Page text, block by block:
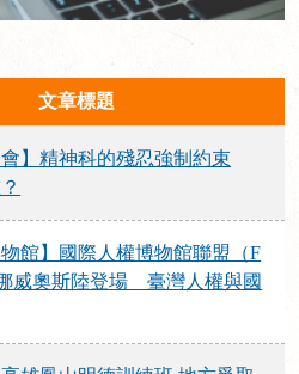
文章標題
會】精神科的殘忍強制約束
物館】國際人權博物館聯盟（F
威奧斯陸登場 臺灣人權與國